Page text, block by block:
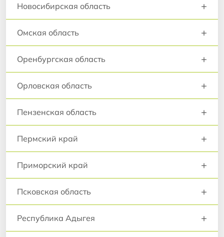
Новосибирская область +
Омская область +
Оренбургская область +
Орловская область +
Пензенская область +
Пермский край +
Приморский край +
Псковская область +
Республика Адыгея +